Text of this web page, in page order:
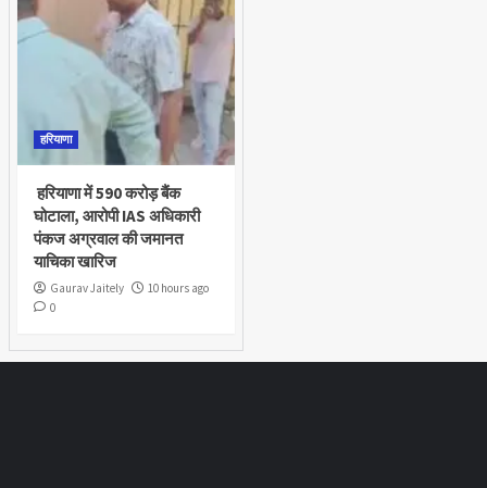
हरियाणा
हरियाणा में 590 करोड़ बैंक
घोटाला, आरोपी IAS अधिकारी
पंकज अग्रवाल की जमानत
याचिका खारिज
Gaurav Jaitely
10 hours ago
0